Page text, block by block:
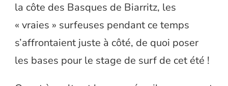
la côte des Basques de Biarritz, les
« vraies » surfeuses pendant ce temps
s’affrontaient juste à côté, de quoi poser
les bases pour le stage de surf de cet été !